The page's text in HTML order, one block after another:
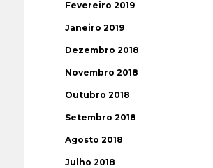
Fevereiro 2019
Janeiro 2019
Dezembro 2018
Novembro 2018
Outubro 2018
Setembro 2018
Agosto 2018
Julho 2018